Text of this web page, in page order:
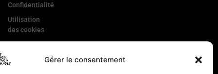
Gérer le consentement
Confidentialité
Utilisation
des cookies
de Vente